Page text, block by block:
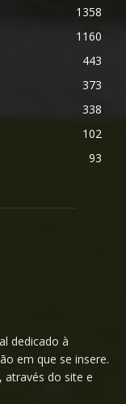
1358
1160
443
373
338
102
93
dedicado à
em que se insere.
através do site e